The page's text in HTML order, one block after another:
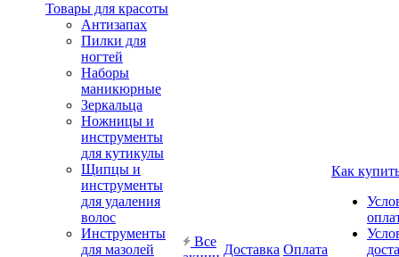
Товары для красоты
Антизапах
Пилки для
ногтей
Наборы
маникюрные
Зеркальца
Ножницы и
инструменты
для кутикулы
Щипцы и
инструменты
для удаления
волос
Инструменты
для мазолей
Все
Доставка Оплата
Как